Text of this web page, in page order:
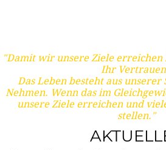
"Damit wir unsere Ziele
Ihr
Das Leben besteht aus unserer
Nehmen. Wenn das im
unsere Ziele erreichen und
stellen."